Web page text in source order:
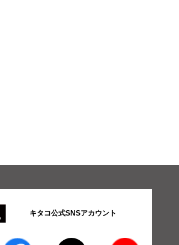
キタコ公式SNSアカウント